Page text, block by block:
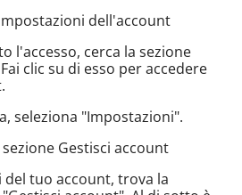
dell'account
l'accesso, cerca la sezione
clic su di esso per accedere
seleziona "Impostazioni".
Gestisci account
del tuo account, trova la